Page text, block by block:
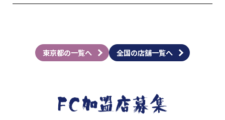
東京都の一覧へ 全国の店舗一覧へ